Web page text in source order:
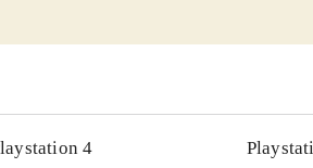
eller give sig i kast med
er et must for fans af dette
til. Det er en lidt lukket kreds.
4